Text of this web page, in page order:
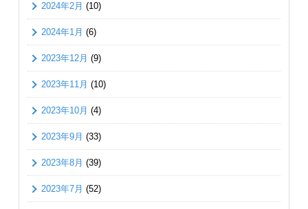
2024年2月 (10)
2024年1月 (6)
2023年12月 (9)
2023年11月 (10)
2023年10月 (4)
2023年9月 (33)
2023年8月 (39)
2023年7月 (52)